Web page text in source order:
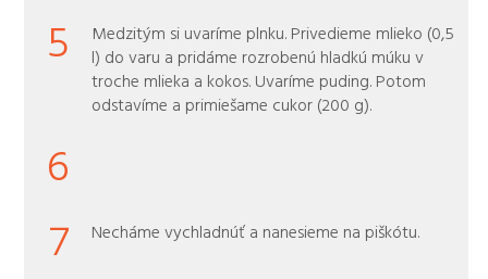
5
Medzitým si uvaríme plnku. Privedieme mlieko (0,5
l) do varu a pridáme rozrobenú hladkú múku v
troche mlieka a kokos. Uvaríme puding. Potom
odstavíme a primiešame cukor (200 g).
6
7
Necháme vychladnúť a nanesieme na piškótu.